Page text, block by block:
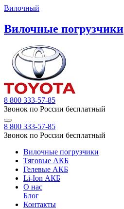
Вилочный
Вилочные погрузчики
8 800 333-57-85
Звонок по России бесплатный
8 800 333-57-85
Звонок по России бесплатный
Вилочные погрузчики
Тяговые АКБ
Гелевые АКБ
Li-Ion АКБ
О нас
Блог
Контакты